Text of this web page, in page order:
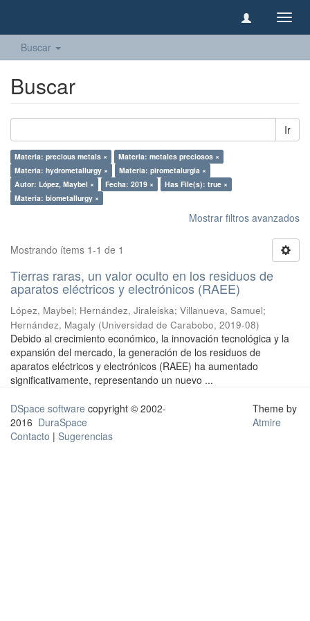
Buscar
Buscar
Ir
Materia: precious metals ×
Materia: metales preciosos ×
Materia: hydrometallurgy ×
Materia: pirometalurgia ×
Autor: López, Maybel ×
Fecha: 2019 ×
Has File(s): true ×
Materia: biometallurgy ×
Mostrar filtros avanzados
Mostrando ítems 1-1 de 1
Tierras raras, un valor oculto en los residuos de
aparatos eléctricos y electrónicos (RAEE)
López, Maybel; Hernández, Jiraleiska; Villanueva, Samuel;
Hernández, Magaly (Universidad de Carabobo, 2019-08)
Debido al crecimiento económico, la innovación tecnológica y la
expansión del mercado, la generación de los residuos de
aparatos eléctricos y electrónicos (RAEE) ha aumentado
significativamente, representando un nuevo ...
DSpace software copyright © 2002-
2016 DuraSpace
Contacto | Sugerencias
Theme by
Atmire